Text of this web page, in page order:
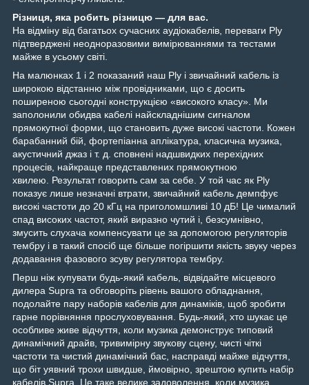
Різниця, яка робить різницю — для вас.
На відміну від багатьох сучасних аудіокабелів, переваги Ply
підтверджені неодноразовими вимірюваннями та тестами
майже в усьому світі.
На малюнках 1 і 2 показаний наш Ply і звичайний кабель із
широкою відстанню між провідниками, що є досить
поширеною сьогодні конструкцією «високого класу». Ми
заполонили обидва кабелі найскладнішим сигналом
прямокутної форми, що становить дуже високі частоти. Кожен
барабанний бій, фортепіанна аплікатура, класична музика,
акустичний джаз і т. д. сповнені надшвидких перехідних
процесів, найкраще представлених прямокутною
хвилею. Результат говорить сам за себе. У той час як Ply
показує лише незначні втрати, звичайний кабель демпфує
високі частоти до 20 кГц на приголомшливі 10 дБ! Це чималий
спад високих частот, який виразно чутий і, безсумнівно,
змусить слухача компенсувати це за допомогою регуляторів
тембру і в такий спосіб ще більше погіршити якість звуку через
додавання фазового зсуву регулятора тембру.
Перш ніж купувати будь-який кабель, відвідайте місцевого
дилера Supra та обговоріть рівень вашого обладнання,
подолайте пару наборів кабелів для динаміків, щоб зробити
гарне порівняння прослуховування. Будь-який, хто шукає це
особливе живе відчуття, коли музика демонструє типовий
динамічний драйв, тривимірну звукову сцену, чисті чіткі
частоти та чистий динамічний бас, насправді майже відчуття,
що біт уявний трохи швидше, ймовірно, зрештою купить набір
кабелів Supra. Це таке велике задоволення, коли музика